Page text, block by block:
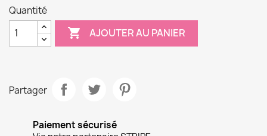
Quantité
 AJOUTER AU PANIER
Partager
Paiement sécurisé